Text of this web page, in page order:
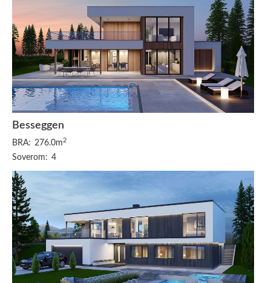
Besseggen
BRA: 276.0m 2
Soverom: 4